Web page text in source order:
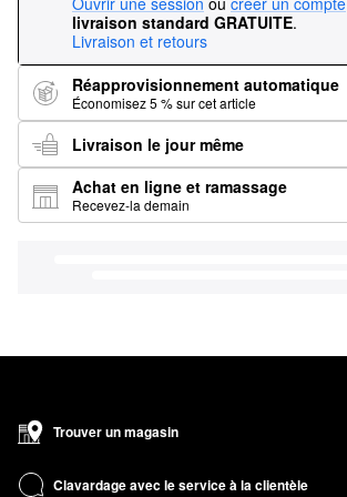
livraison standard GRATUITE.
Livraison et retours
Réapprovisionnement automatique
Économisez 5 % sur cet article
Livraison le jour même
Achat en ligne et ramassage
Recevez-la demain
Trouver un magasin
Clavardage avec le service à la clientèle